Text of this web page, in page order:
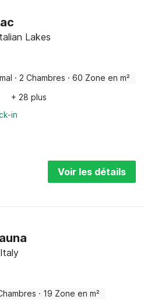
Lakes
· 2 Chambres · 60 Zone en m²
+ 28 plus
in
Voir les détails
· 19 Zone en m²